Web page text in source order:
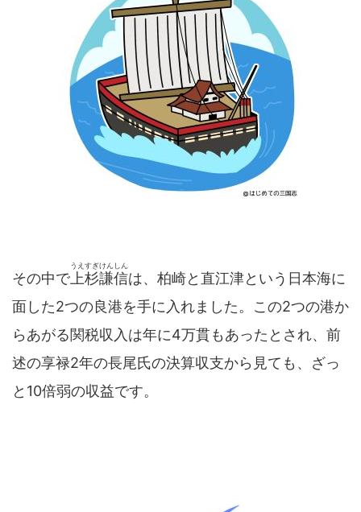
その中で上杉謙信
うえすぎけんしん
は、柏崎と直江津という日本海に
面した2つの良港を手に入れました。この2つの港か
らあがる関税収入は年に4万貫もあったとされ、前
述の享禄2年の長尾氏の決算収支から見ても、ざっ
と10倍弱の収益です。